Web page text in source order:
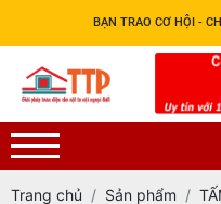
BẠN TRAO CƠ HỘI -
Trang chủ Sản phẩm